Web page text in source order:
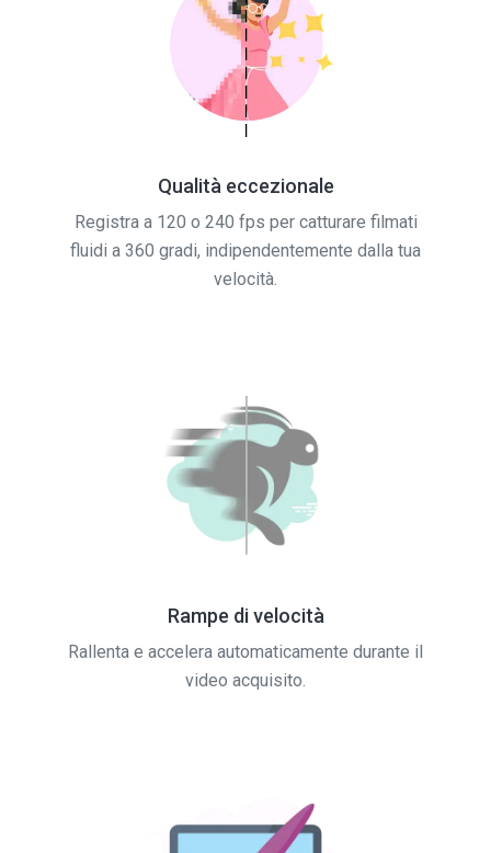
Qualità eccezionale
Registra a 120 o 240 fps per catturare filmati
fluidi a 360 gradi, indipendentemente dalla tua
velocità.
Rampe di velocità
Rallenta e accelera automaticamente durante il
video acquisito.